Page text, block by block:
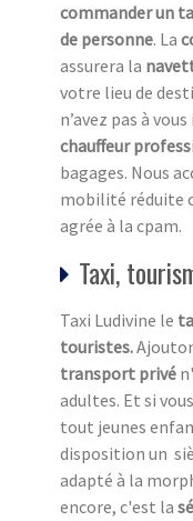
commander un
de personne. La
assurera la
votre lieu de
n’avez pas à
chauffeur
bagages. Nous
mobilité réduite
agrée à la cpam.
Taxi,
Taxi Ludivine le
touristes.
transport privé
adultes. Et si
tout jeunes
disposition un
adapté à la
encore, c'est la